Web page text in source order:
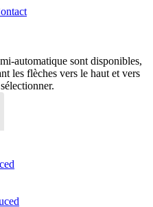
automatique sont disponibles,
les flèches vers le haut et vers